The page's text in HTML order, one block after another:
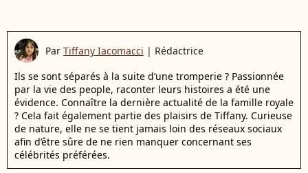
Par Tiffany Iacomacci | Rédactrice
Ils se sont séparés à la suite d’une tromperie ? Passionnée
par la vie des people, raconter leurs histoires a été une
évidence. Connaître la dernière actualité de la famille royale
? Cela fait également partie des plaisirs de Tiffany. Curieuse
de nature, elle ne se tient jamais loin des réseaux sociaux
afin d’être sûre de ne rien manquer concernant ses
célébrités préférées.